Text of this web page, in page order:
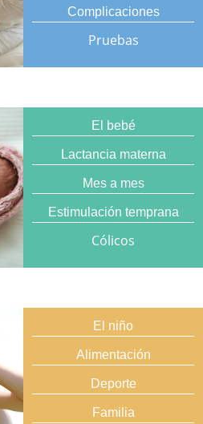
Complicaciones
Pruebas
El bebé
Lactancia materna
Mes a mes
Estimulación temprana
Cólicos
El niño
Alimentación
Deporte
Familia